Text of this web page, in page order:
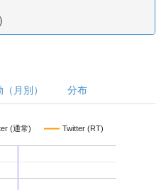
)
月別） 分布
(通常) Twitter (RT)